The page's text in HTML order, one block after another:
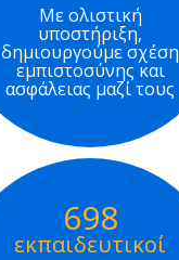
Με ολιστική
υποστήριξη,
δημιουργούμε σχέση
εμπιστοσύνης και
ασφάλειας μαζί τους
698
εκπαιδευτικοί